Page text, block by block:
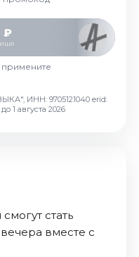
₽
ИНН: 9705121040 erid:
1 августа 2026
стать
вместе с